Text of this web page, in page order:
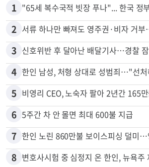
1
2
3
4
5 비영리 CEO, 노숙자 팔아 2년간 165
6 5주간 차 안 몰면 최대 600불 지급
7
8 변호사시험 중 심정지 온 한인, 뉴욕주